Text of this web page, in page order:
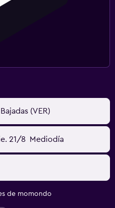
(VER)
21/8 Mediodía
de momondo